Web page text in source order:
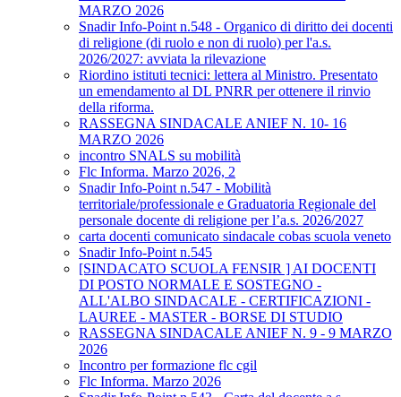
MARZO 2026
Snadir Info-Point n.548 - Organico di diritto dei docenti
di religione (di ruolo e non di ruolo) per l'a.s.
2026/2027: avviata la rilevazione
Riordino istituti tecnici: lettera al Ministro. Presentato
un emendamento al DL PNRR per ottenere il rinvio
della riforma.
RASSEGNA SINDACALE ANIEF N. 10- 16
MARZO 2026
incontro SNALS su mobilità
Flc Informa. Marzo 2026, 2
Snadir Info-Point n.547 - Mobilità
territoriale/professionale e Graduatoria Regionale del
personale docente di religione per l’a.s. 2026/2027
carta docenti comunicato sindacale cobas scuola veneto
Snadir Info-Point n.545
[SINDACATO SCUOLA FENSIR ] AI DOCENTI
DI POSTO NORMALE E SOSTEGNO -
ALL'ALBO SINDACALE - CERTIFICAZIONI -
LAUREE - MASTER - BORSE DI STUDIO
RASSEGNA SINDACALE ANIEF N. 9 - 9 MARZO
2026
Incontro per formazione flc cgil
Flc Informa. Marzo 2026